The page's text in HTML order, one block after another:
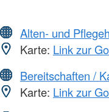
Alten- und
Karte: Link zur
Bereitschaften /
Karte: Link zur